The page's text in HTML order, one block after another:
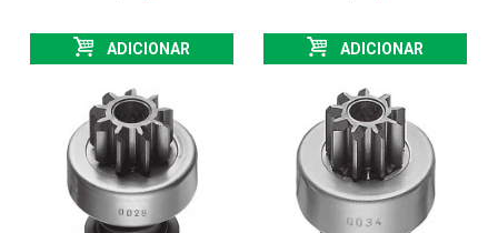
ADICIONAR ADICIONAR